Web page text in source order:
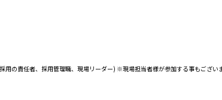
の責任者、採用管理職、現場リーダー) ※現場担当者様が参加する事もございま